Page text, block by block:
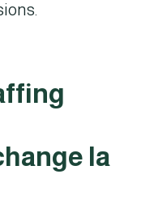
la